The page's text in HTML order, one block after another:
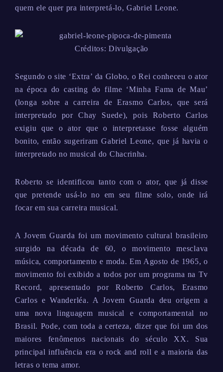
quem ele quer pra interpretá-lo, Gabriel Leone.
Créditos: Divulgação
Segundo o site ‘Extra’ da Globo, o Rei conheceu o ator
na época do casting do filme ‘Minha Fama de Mau’
(longa sobre a carreira de Erasmo Carlos, que será
interpretado por Chay Suede), pois Roberto Carlos
exigiu que o ator que o interpretasse fosse alguém
bonito, então sugeriram Gabriel Leone, que já havia o
interpretado no musical do Chacrinha.
Roberto se identificou tanto com o ator, que já disse
que pretende usá-lo no em seu filme solo, onde irá
focar em sua carreira musical.
A Jovem Guarda foi um movimento cultural brasileiro
surgido na década de 60, o movimento mesclava
música, comportamento e moda. Em Agosto de 1965, o
movimento foi exibido a todos por um programa na Tv
Record, apresentado por Roberto Carlos, Erasmo
Carlos e Wanderléa. A Jovem Guarda deu origem a
uma nova linguagem musical e comportamental no
Brasil. Pode, com toda a certeza, dizer que foi um dos
maiores fenômenos nacionais do século XX. Sua
principal influência era o rock and roll e a maioria das
letras o tema amor.